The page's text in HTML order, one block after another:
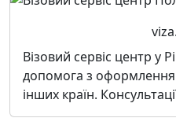
Візовий сервіс центр у
допомога з
інших країн.